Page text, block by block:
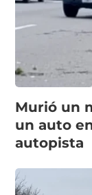
Murió un
un auto
autopista